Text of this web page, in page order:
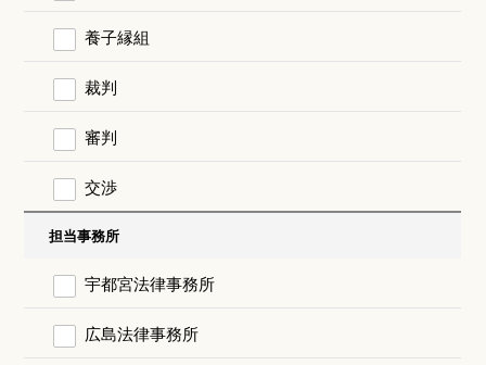
養子縁組
裁判
審判
交渉
担当事務所
宇都宮法律事務所
広島法律事務所